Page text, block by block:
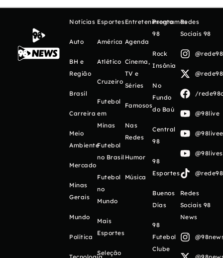
Notícias
Auto
BH e
Região
Brasil
Carreira
Meio
Ambiente
Mercado
Minas
Gerais
Mundo
Política
Esportes
América
Atlético
Cruzeiro
Futebol
em
Minas
Futebol
no Brasil
Futebol
no
Mundo
Mais
Esportes
Seleção
Entretenimento
Agenda
Cinema,
TV e
Séries
Famosos
Nas
Redes
Humor
Música
Programas
98
Rock
Insônia
No
Fundo
do Baú
Central
98
98
Esportes
Buenos
Días
98
Futebol
Clube
Redes
Sociais 98
/
@98live
Redes
Sociais 98
News